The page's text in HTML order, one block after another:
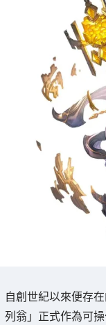
自創世紀以來便存
列翁」正式作為可